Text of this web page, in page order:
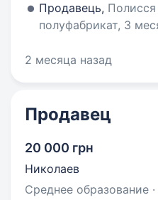
Продавець,
полуфабрикат, 3
2 месяца назад
Продавец
20 000 грн
Николаев
Среднее образование